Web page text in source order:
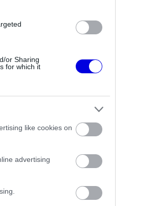
or Sharing
for which it
like cookies on
advertising
Hamilton